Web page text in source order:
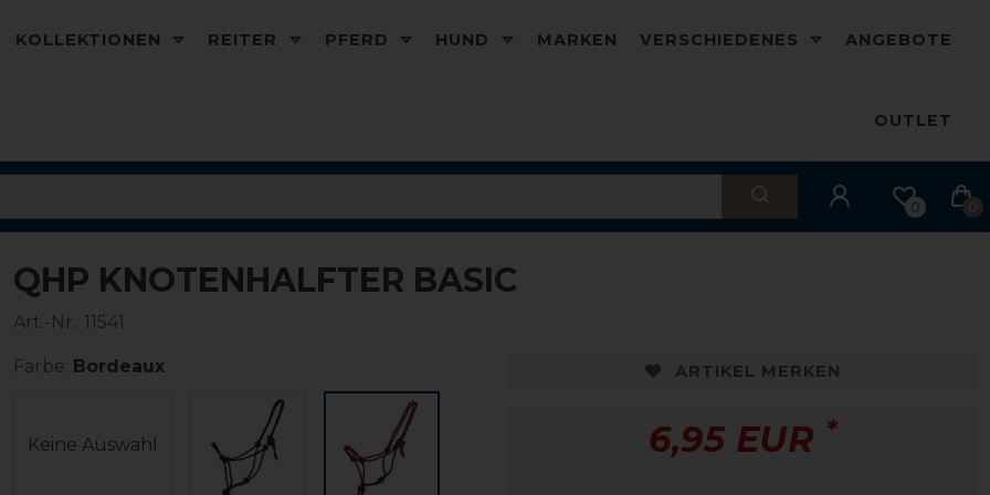
KOLLEKTIONEN REITER PFERD HUND MARKEN VERSCHIEDENES ANGEBOTE
OUTLET
0 0
QHP KNOTENHALFTER BASIC
Art.-Nr.: 11541
Farbe: Bordeaux
Keine Auswahl
ARTIKEL MERKEN
6,95 EUR *